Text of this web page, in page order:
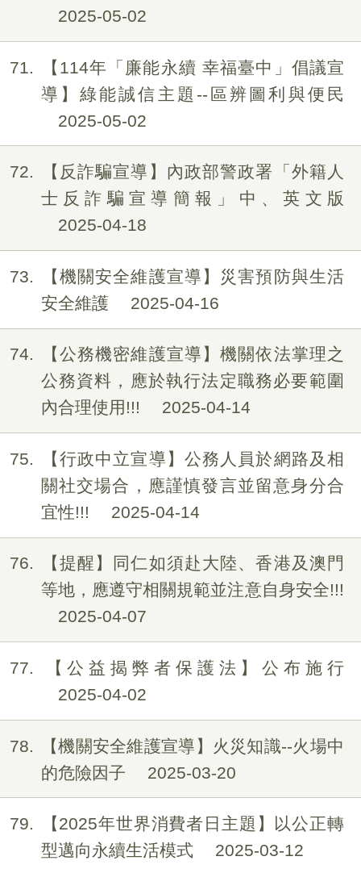
2025-05-02
71
【114年「廉能永續 幸福臺中」倡議宣
導】綠能誠信主題--區辨圖利與便民
2025-05-02
72
【反詐騙宣導】內政部警政署「外籍人
士反詐騙宣導簡報」中、英文版
2025-04-18
73
【機關安全維護宣導】災害預防與生活
安全維護
2025-04-16
74
【公務機密維護宣導】機關依法掌理之
公務資料，應於執行法定職務必要範圍
內合理使用!!!
2025-04-14
75
【行政中立宣導】公務人員於網路及相
關社交場合，應謹慎發言並留意身分合
宜性!!!
2025-04-14
76
【提醒】同仁如須赴大陸、香港及澳門
等地，應遵守相關規範並注意自身安全!!!
2025-04-07
77
【公益揭弊者保護法】公布施行
2025-04-02
78
【機關安全維護宣導】火災知識--火場中
的危險因子
2025-03-20
79
【2025年世界消費者日主題】以公正轉
型邁向永續生活模式
2025-03-12